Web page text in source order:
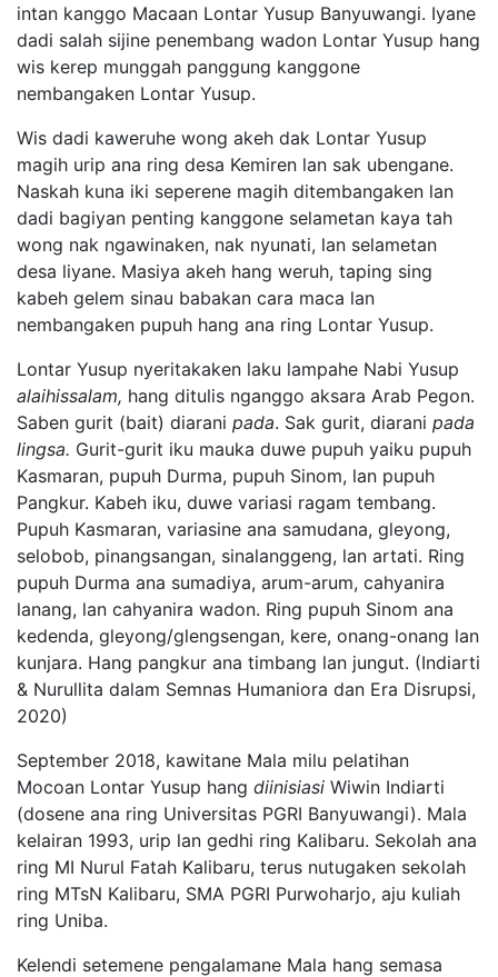
intan kanggo Macaan Lontar Yusup Banyuwangi. Iyane
dadi salah sijine penembang wadon Lontar Yusup hang
wis kerep munggah panggung kanggone
nembangaken Lontar Yusup.
Wis dadi kaweruhe wong akeh dak Lontar Yusup
magih urip ana ring desa Kemiren lan sak ubengane.
Naskah kuna iki seperene magih ditembangaken lan
dadi bagiyan penting kanggone selametan kaya tah
wong nak ngawinaken, nak nyunati, lan selametan
desa liyane. Masiya akeh hang weruh, taping sing
kabeh gelem sinau babakan cara maca lan
nembangaken pupuh hang ana ring Lontar Yusup.
Lontar Yusup nyeritakaken laku lampahe Nabi Yusup
alaihissalam, hang ditulis nganggo aksara Arab Pegon.
Saben gurit (bait) diarani pada. Sak gurit, diarani pada
lingsa. Gurit-gurit iku mauka duwe pupuh yaiku pupuh
Kasmaran, pupuh Durma, pupuh Sinom, lan pupuh
Pangkur. Kabeh iku, duwe variasi ragam tembang.
Pupuh Kasmaran, variasine ana samudana, gleyong,
selobob, pinangsangan, sinalanggeng, lan artati. Ring
pupuh Durma ana sumadiya, arum-arum, cahyanira
lanang, lan cahyanira wadon. Ring pupuh Sinom ana
kedenda, gleyong/glengsengan, kere, onang-onang lan
kunjara. Hang pangkur ana timbang lan jungut. (Indiarti
& Nurullita dalam Semnas Humaniora dan Era Disrupsi,
2020)
September 2018, kawitane Mala milu pelatihan
Mocoan Lontar Yusup hang diinisiasi Wiwin Indiarti
(dosene ana ring Universitas PGRI Banyuwangi). Mala
kelairan 1993, urip lan gedhi ring Kalibaru. Sekolah ana
ring MI Nurul Fatah Kalibaru, terus nutugaken sekolah
ring MTsN Kalibaru, SMA PGRI Purwoharjo, aju kuliah
ring Uniba.
Kelendi setemene pengalamane Mala hang semasa